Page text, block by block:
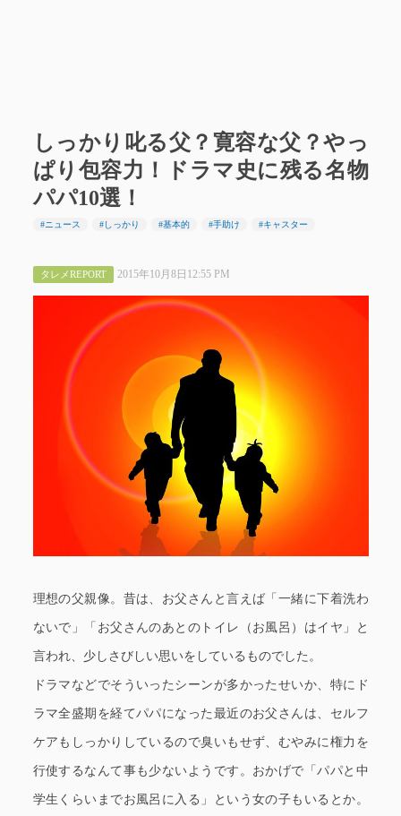
しっかり叱る父？寛容な父？やっ
ぱり包容力！ドラマ史に残る名物
パパ10選！
#ニュース #しっかり #基本的 #手助け #キャスター
タレメREPORT 2015年10月8日12:55 PM
理想の父親像。昔は、お父さんと言えば「一緒に下着洗わ
ないで」「お父さんのあとのトイレ（お風呂）はイヤ」と
言われ、少しさびしい思いをしているものでした。
ドラマなどでそういったシーンが多かったせいか、特にド
ラマ全盛期を経てパパになった最近のお父さんは、セルフ
ケアもしっかりしているので臭いもせず、むやみに権力を
行使するなんて事も少ないようです。 おかげで「パパと中
学生くらいまでお風呂に入る」という女の子もいるとか。